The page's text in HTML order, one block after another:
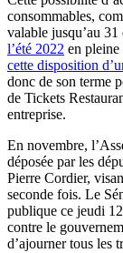
consommables,
valable jusqu’au
l’été 2022 en
cette disposition
donc de son terme
de Tickets
entreprise.
En novembre,
déposée par les
Pierre Cordier,
seconde fois. Le
publique ce jeudi
contre le
d’ajourner tous les